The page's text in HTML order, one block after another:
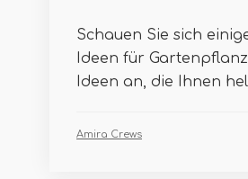
Schauen Sie sich
Ideen für
Ideen an, die Ihnen
Amira Crews